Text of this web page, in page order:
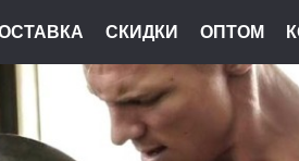
СКИДКИ ОПТОМ